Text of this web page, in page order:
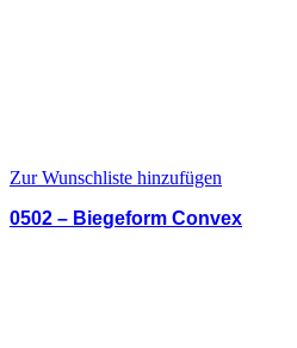
Zur Wunschliste hinzufügen
0502 – Biegeform Convex